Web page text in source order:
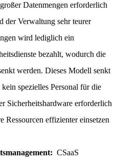
Datenmengen erforderlich
der Verwaltung sehr teurer
wird lediglich ein
bezahlt, wodurch die
werden. Dieses Modell senkt
spezielles Personal für die
Sicherheitshardware erforderlich
Ressourcen effizienter einsetzen
CSaaS